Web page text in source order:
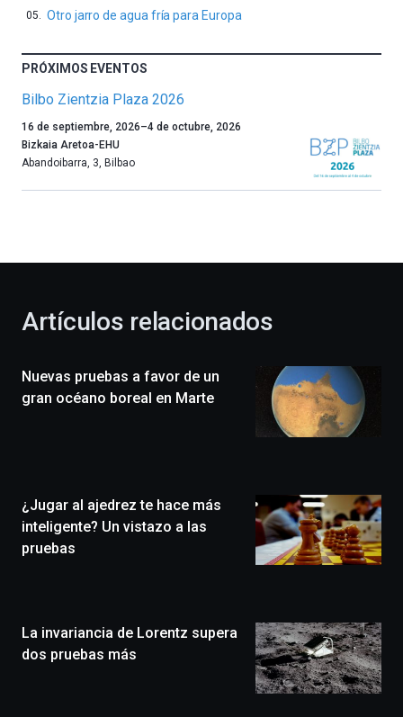
Otro jarro de agua fría para Europa
PRÓXIMOS EVENTOS
Bilbo Zientzia Plaza 2026
Un
año
más,
celebración
novena
edición
un
festival
llenará
monólogos,
exposiciones,
conferencias,
16 de septiembre, 2026–4 de octubre, 2026
Bizkaia Aretoa-EHU
Abandoibarra, 3, Bilbao
Artículos relacionados
Nuevas pruebas a favor de un
gran océano boreal en Marte
¿Jugar al ajedrez te hace más
inteligente? Un vistazo a las
pruebas
La invariancia de Lorentz supera
dos pruebas más